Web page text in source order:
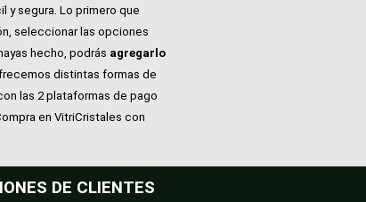
y segura. Lo primero que
seleccionar las opciones
hecho, podrás agregarlo
distintas formas de
las 2 plataformas de pago
en VitriCristales con
DE CLIENTES